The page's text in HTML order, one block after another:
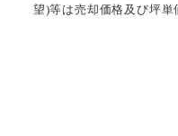
望)等は売却価格及び坪単